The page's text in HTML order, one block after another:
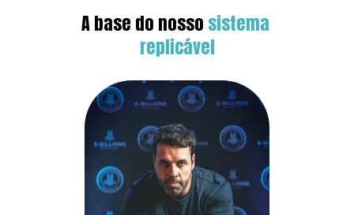
A base do nosso sistema
replicável